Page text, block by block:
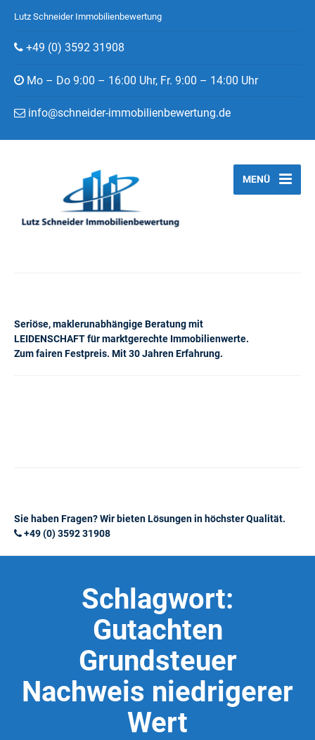
Lutz Schneider Immobilienbewertung
+49 (0) 3592 31908
Mo – Do 9:00 – 16:00 Uhr, Fr. 9:00 – 14:00 Uhr
info@schneider-immobilienbewertung.de
Seriöse, maklerunabhängige Beratung mit
LEIDENSCHAFT für marktgerechte Immobilienwerte.
Zum fairen Festpreis. Mit 30 Jahren Erfahrung.
MENÜ
Sie haben Fragen? Wir bieten Lösungen in höchster Qualität.
+49 (0) 3592 31908
Schlagwort:
Gutachten
Grundsteuer
Nachweis niedrigerer
Wert